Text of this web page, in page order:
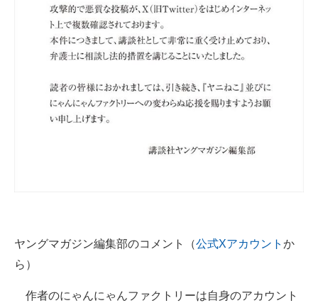
ITエンジニア向け専門サイト
製造業のIT導入・活用を支援
モノづくり技術者専門サイト
建設×テクノロジーの最前線
ヤングマガジン編集部のコメント（公式Xアカウント か
ら）
作者のにゃんにゃんファクトリーは自身のアカウント